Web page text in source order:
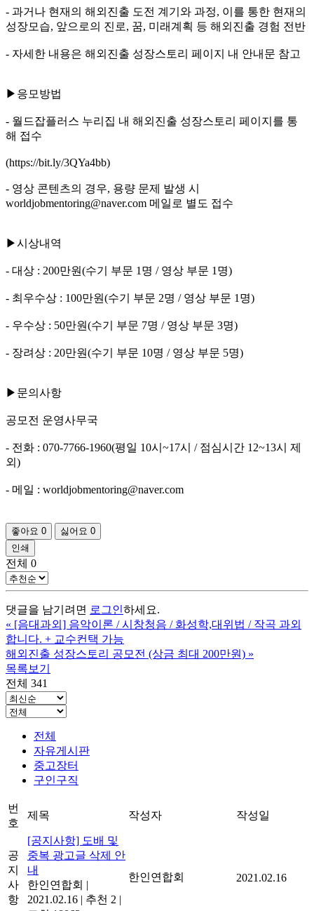
- 과거나 현재의 해외진출 도전 계기와 과정, 이를 통한 현재의
성장모습, 앞으로의 진로, 꿈, 미래계획 등 해외진출 경험 전반
- 자세한 내용은 해외진출 성장스토리 페이지 내 안내문 참고
▶응모방법
- 월드잡플러스 누리집 내 해외진출 성장스토리 페이지를 통
해 접수
(https://bit.ly/3QYa4bb)
- 영상 콘텐츠의 경우, 용량 문제 발생 시
worldjobmentoring@naver.com 메일로 별도 접수
▶시상내역
- 대상 : 200만원(수기 부문 1명 / 영상 부문 1명)
- 최우수상 : 100만원(수기 부문 2명 / 영상 부문 1명)
- 우수상 : 50만원(수기 부문 7명 / 영상 부문 3명)
- 장려상 : 20만원(수기 부문 10명 / 영상 부문 5명)
▶문의사항
공모전 운영사무국
- 전화 : 070-7766-1960(평일 10시~17시 / 점심시간 12~13시 제
외)
- 메일 : worldjobmentoring@naver.com
좋아요 0 싫어요 0
인쇄
전체 0
댓글을 남기려면 로그인하세요.
« [음대과외] 음악이론 / 시창청음 / 화성학,대위법 / 작곡 과외
합니다. + 교수컨택 가능
해외진출 성장스토리 공모전 (상금 최대 200만원) »
목록보기
전체 341
전체
자유게시판
중고장터
구인구직
번
호
제목 작성자 작성일
공
지
사
항
[공지사항] 도배 및
중복 광고글 삭제 안
내
한인연합회 |
2021.02.16 | 추천 2 |
한인연합회 2021.02.16